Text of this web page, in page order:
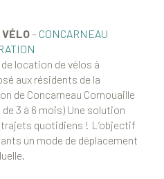
VÉLO– CONCARNEAU
location de vélos à
aux résidents de la
de Concarneau Cornouaille
3 à 6 mois) Une solution
quotidiens ! L’objectif
un mode de déplacement